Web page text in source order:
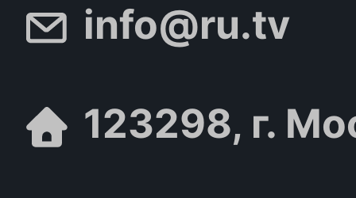
info@ru.tv
123298, г.